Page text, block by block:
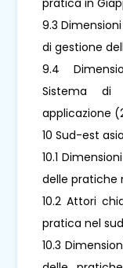
9.3
di gestione
9.4
Sistema di
applicazione
10 Sud-est
10.1
delle pratiche
10.2 Attori
pratica nel
10.3